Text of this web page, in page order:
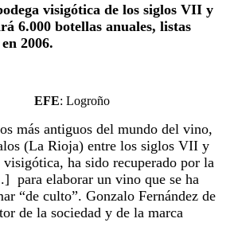
visigótica de los siglos VII y
6.000 botellas anuales, listas
2006.
EFE: Logroño
más antiguos del mundo del vino,
(La Rioja) entre los siglos VII y
ha sido recuperado por la
para elaborar un vino que se ha
“de culto”. Gonzalo Fernández de
de la sociedad y de la marca